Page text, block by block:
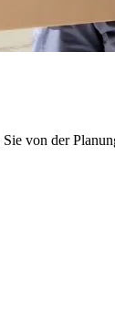
von der